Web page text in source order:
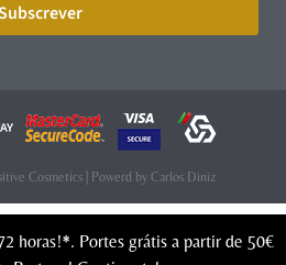
Cosmetics | Powerd by Carlos Diniz
horas!*. Portes grátis a partir de 50€